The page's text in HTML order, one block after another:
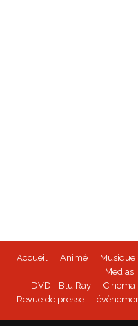
Accueil Animé Musique
Médias
DVD - Blu Ray
Cinéma
Revue de presse